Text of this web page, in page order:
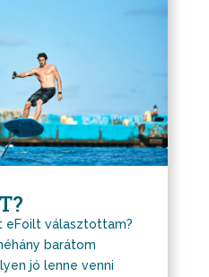
eFoilt választottam?
barátom
jó lenne venni